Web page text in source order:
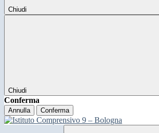
Chiudi
Chiudi
Conferma
Annulla Conferma